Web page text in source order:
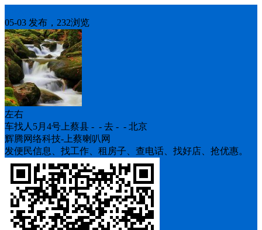
05-03 发布，232浏览
左右
车找人5月4号上蔡县 - - 去 - - 北京
辉腾网络科技-上蔡喇叭网
发便民信息、找工作、租房子、查电话、找好店、抢优惠。